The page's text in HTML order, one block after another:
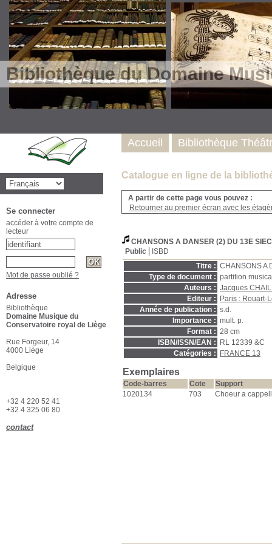
Bibliothèque du Domaine
Catalogue en ligne de la
A partir de cette page vous pouvez :
Retourner au premier écran avec les
CHANSONS A DANSER (2) DU 13E
Public
ISBD
Titre : CHANSONS A
Type de document : partition
Auteurs : Jacques
Editeur :
Paris : Rouart-
Année de publication : s.d.
Importance : mult. p.
Format : 28 cm
ISBN/ISSN/EAN :
RL 12339 &C
Catégories :
FRANCE 13
Exemplaires
Code-barres Cote
Support
1020134
703 Choeur a
Accueil Bibliothèque
Se connecter
accéder à votre compte de
lecteur
Mot de passe oublié ?
Adresse
Bibliothèque
Domaine Musique du
Conservatoire royal de Liège
Rue Forgeur, 14
4000 Liège
Belgique
+32 4 220 52 41
+32 4 325 06 80
contact